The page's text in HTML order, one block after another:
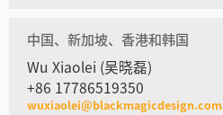
中国、新加坡、香港和韩国
Wu Xiaolei (吴晓磊)
+86 17786519350
wuxiaolei@blackmagicdesign.com